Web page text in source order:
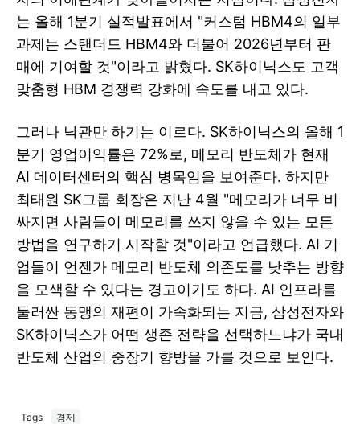
는 올해 1분기 실적발표에서 "커스텀 HBM4의 일부
과제는 스탠더드 HBM4와 더불어 2026년부터 판
매에 기여할 것"이라고 밝혔다. SK하이닉스도 고객
맞춤형 HBM 경쟁력 강화에 속도를 내고 있다.
그러나 낙관만 하기는 이르다. SK하이닉스의 올해 1
분기 영업이익률은 72%로, 메모리 반도체가 현재
AI 데이터센터의 핵심 병목임을 보여준다. 하지만
최태원 SK그룹 회장은 지난 4월 "메모리가 너무 비
싸지면 사람들이 메모리를 쓰지 않을 수 있는 모든
방법을 연구하기 시작할 것"이라고 언급했다. AI 기
업들이 언젠가 메모리 반도체 의존도를 낮추는 방향
을 모색할 수 있다는 경고이기도 하다. AI 인프라를
둘러싼 동맹의 재편이 가속화되는 지금, 삼성전자와
SK하이닉스가 어떤 생존 전략을 선택하느냐가 국내
반도체 산업의 중장기 향방을 가를 것으로 보인다.
Tags 경제